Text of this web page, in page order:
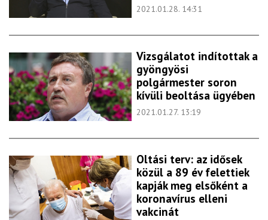
2021.01.28. 14:31
Vizsgálatot indítottak a
gyöngyösi
polgármester soron
kívüli beoltása ügyében
2021.01.27. 13:19
Oltási terv: az idősek
közül a 89 év felettiek
kapják meg elsőként a
koronavírus elleni
vakcinát